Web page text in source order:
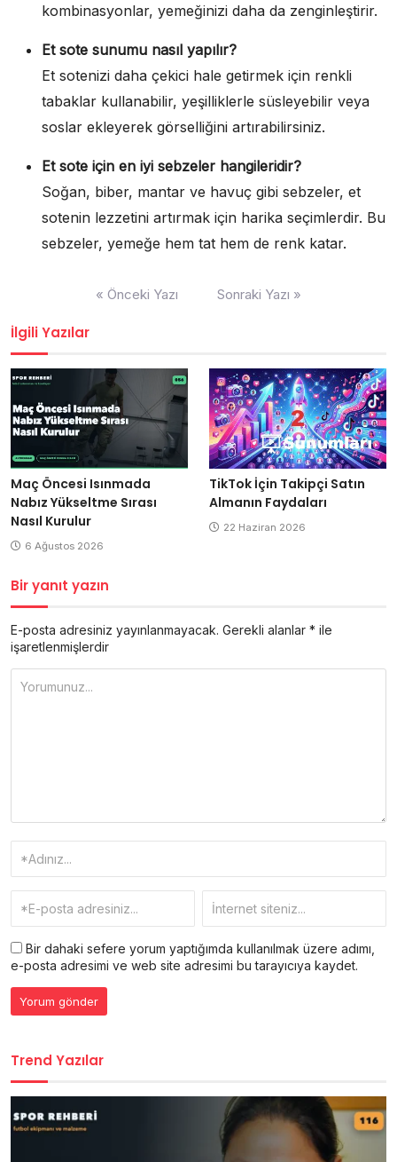
kombinasyonlar, yemeğinizi daha da zenginleştirir.
Et sote sunumu nasıl yapılır?
Et sotenizi daha çekici hale getirmek için renkli
tabaklar kullanabilir, yeşilliklerle süsleyebilir veya
soslar ekleyerek görselliğini artırabilirsiniz.
Et sote için en iyi sebzeler hangileridir?
Soğan, biber, mantar ve havuç gibi sebzeler, et
sotenin lezzetini artırmak için harika seçimlerdir. Bu
sebzeler, yemeğe hem tat hem de renk katar.
« Önceki Yazı Sonraki Yazı »
İlgili Yazılar
Maç Öncesi Isınmada
Nabız Yükseltme Sırası
Nasıl Kurulur
6 Ağustos 2026
TikTok İçin Takipçi Satın
Almanın Faydaları
22 Haziran 2026
Bir yanıt yazın
E-posta adresiniz yayınlanmayacak. Gerekli alanlar * ile
işaretlenmişlerdir
Bir dahaki sefere yorum yaptığımda kullanılmak üzere adımı,
e-posta adresimi ve web site adresimi bu tarayıcıya kaydet.
Trend Yazılar